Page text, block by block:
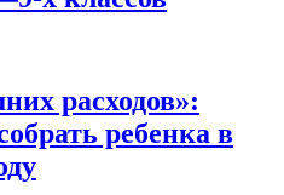
расходов»:
ребенка в